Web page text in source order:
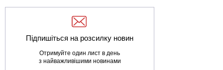
Підпишіться на розсилку новин
Отримуйте один лист в день
з найважливішими новинами